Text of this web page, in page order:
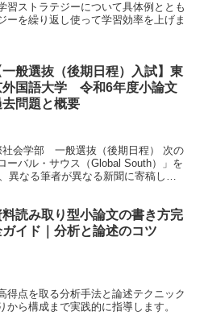
習ストラテジーについて具体例ととも
ーを繰り返し使って学習効率を上げま
一般選抜（後期日程）入試】東
外国語大学 令和6年度小論文
去問題と概要
会学部 一般選抜（後期日程） 次の
ーバル・サウス（Global South）」を
異なる筆者が異なる新聞に寄稿した
料読み取り型小論文の書き方完
ガイド｜分析と論述のコツ
得点を取る分析手法と論述テクニック
ら構成まで実践的に指導します。